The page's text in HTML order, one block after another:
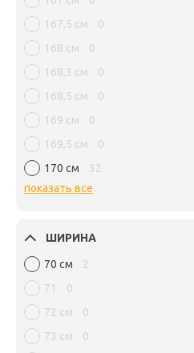
167,5 см
0
168 см
0
168,3 см
0
168,5 см
0
169 см
0
169,5 см
0
170 см
32
показать все
ШИРИНА
70 см
2
71
0
72 см
0
73 см
0